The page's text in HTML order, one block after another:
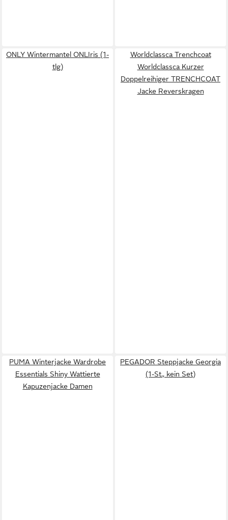
ONLY Wintermantel ONLIris (1-
tlg)
Worldclassca Trenchcoat
Worldclassca Kurzer
Doppelreihiger TRENCHCOAT
Jacke Reverskragen
PUMA Winterjacke Wardrobe
Essentials Shiny Wattierte
Kapuzenjacke Damen
PEGADOR Steppjacke Georgia
(1-St., kein Set)